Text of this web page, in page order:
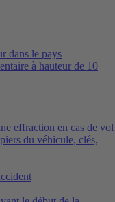
dans le pays
à hauteur de 10
effraction en cas de vol
du véhicule, clés,